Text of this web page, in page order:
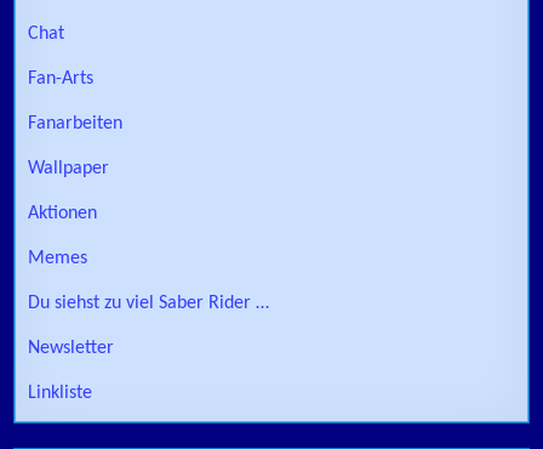
Chat
Fan-Arts
Fanarbeiten
Wallpaper
Aktionen
Memes
Du siehst zu viel Saber Rider …
Newsletter
Linkliste